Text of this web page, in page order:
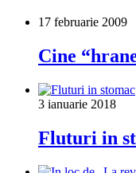
17 februarie 2009
Cine
3 ianuarie 2018
Fluturi in